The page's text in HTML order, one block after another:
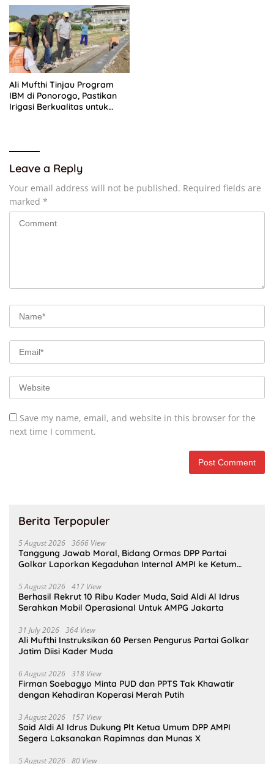
Ali Mufthi Tinjau Program
IBM di Ponorogo, Pastikan
Irigasi Berkualitas untuk
Leave a Reply
Your email address will not be published. Required fields are
marked *
Save my name, email, and website in this browser for the
next time I comment.
Berita Terpopuler
5 August 2026 3666 View
Tanggung Jawab Moral, Bidang Ormas DPP Partai
Golkar Laporkan Kegaduhan Internal AMPI ke Ketum
5 August 2026 417 View
Berhasil Rekrut 10 Ribu Kader Muda, Said Aldi Al Idrus
Serahkan Mobil Operasional Untuk AMPG Jakarta
31 July 2026 364 View
Ali Mufthi Instruksikan 60 Persen Pengurus Partai Golkar
Jatim Diisi Kader Muda
6 August 2026 318 View
Firman Soebagyo Minta PUD dan PPTS Tak Khawatir
dengan Kehadiran Koperasi Merah Putih
3 August 2026 157 View
Said Aldi Al Idrus Dukung Plt Ketua Umum DPP AMPI
Segera Laksanakan Rapimnas dan Munas X
5 August 2026 80 View